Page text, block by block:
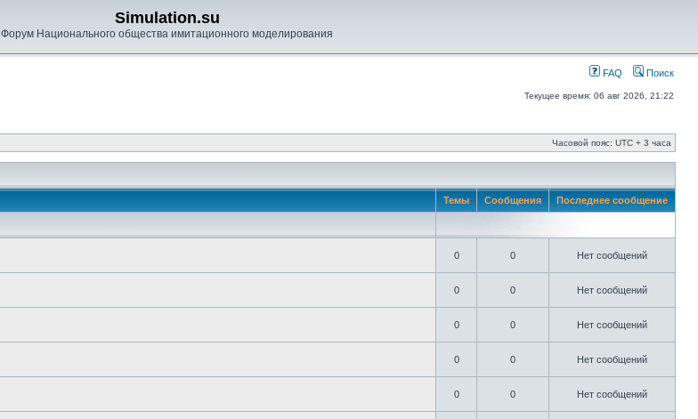
Simulation.su
Форум Национального общества имитационного моделирования
FAQ Поиск
Текущее время: 06 авг 2026, 21:22
Часовой пояс: UTC + 3 часа
Темы Сообщения Последнее сообщение
0 0 Нет сообщений
0 0 Нет сообщений
0 0 Нет сообщений
0 0 Нет сообщений
0 0 Нет сообщений